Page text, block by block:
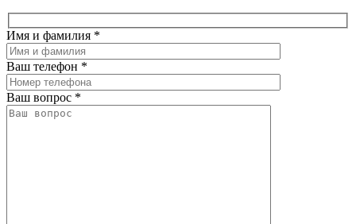
Имя и фамилия *
Ваш телефон *
Ваш вопрос *